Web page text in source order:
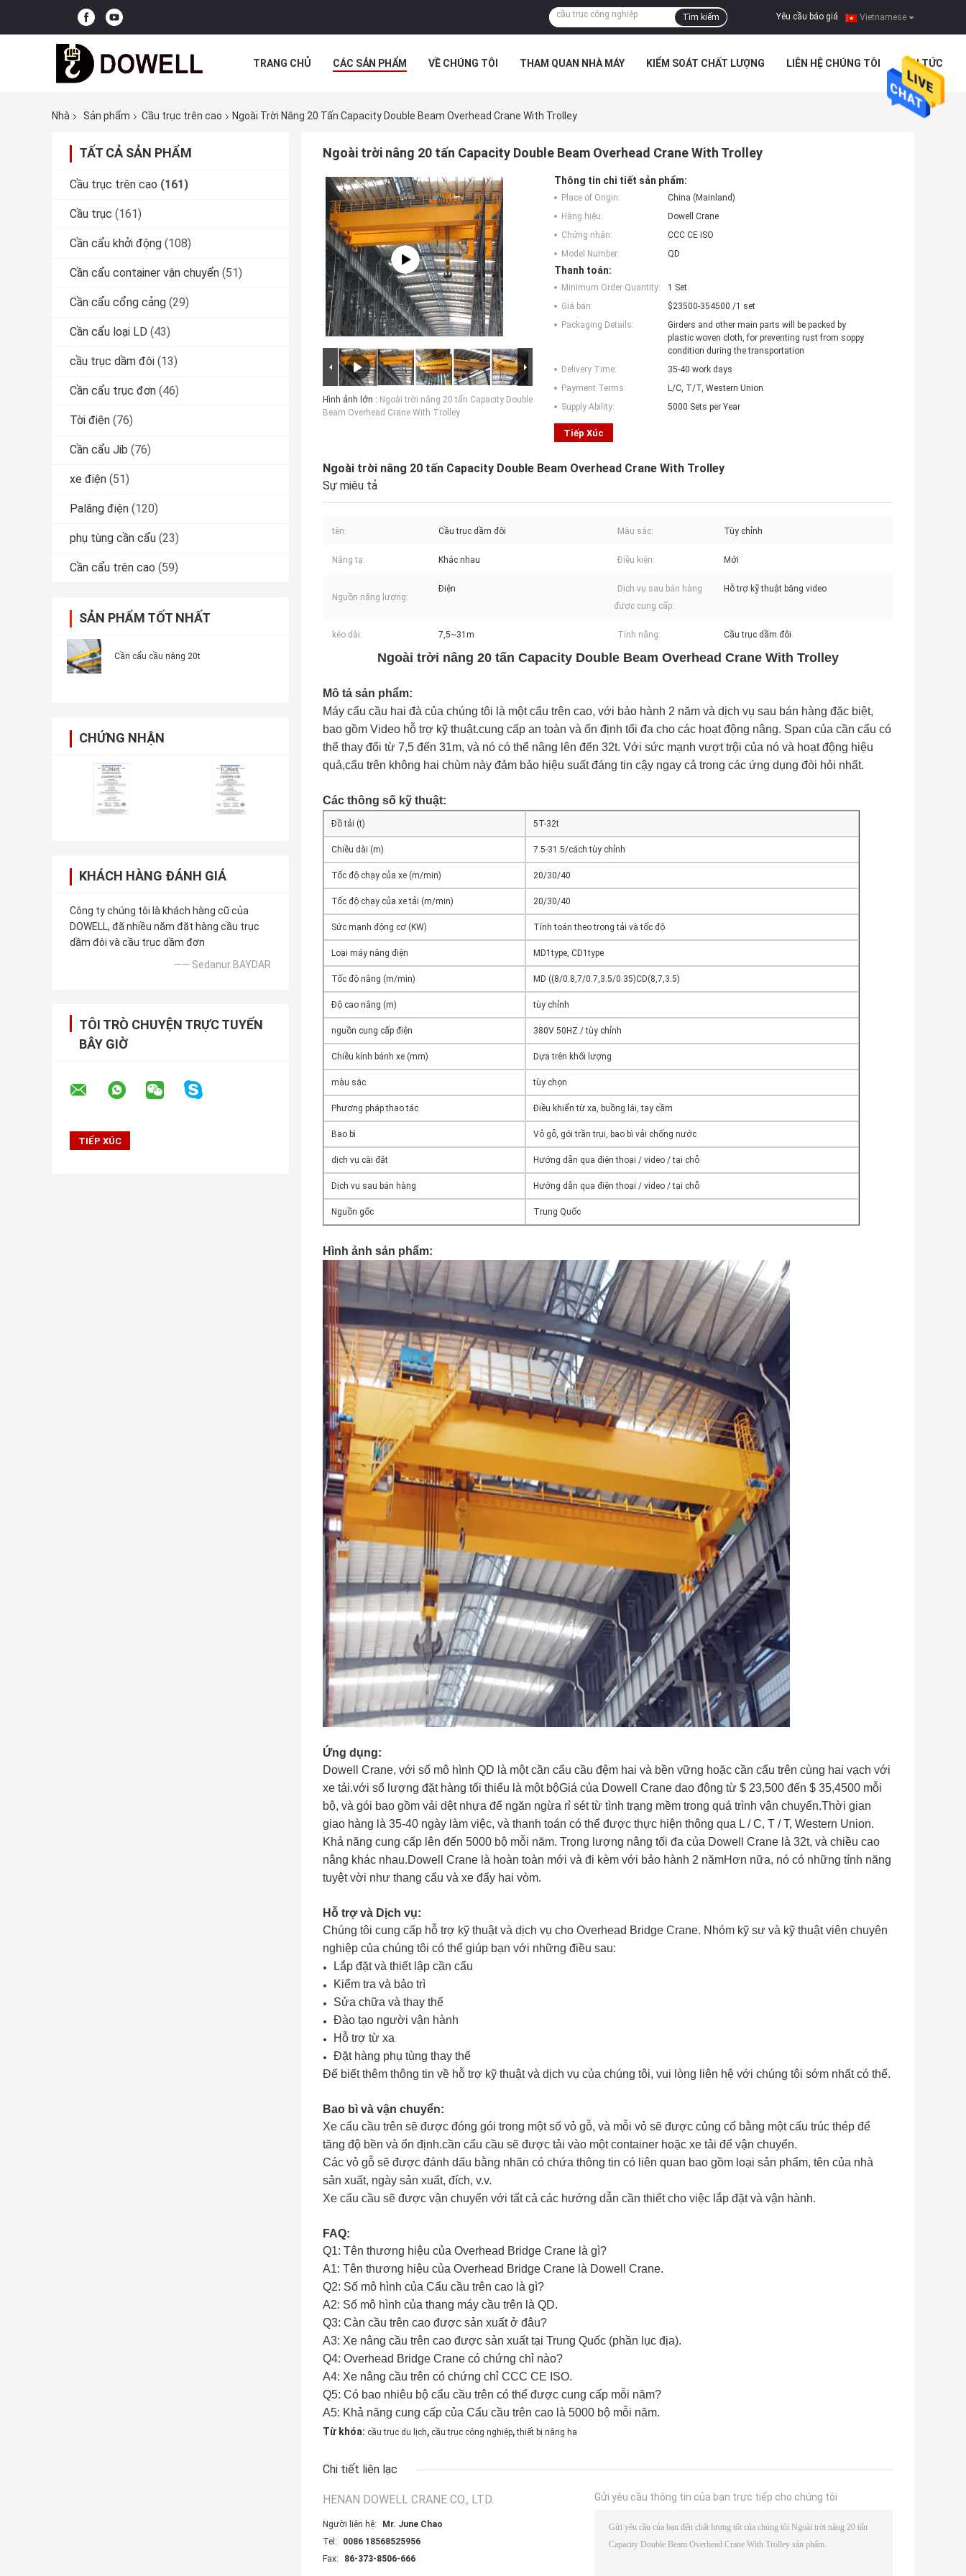
Vietnamese
Yêu cầu báo giá |
Tìm kiếm
TRANG CHỦ CÁC SẢN PHẨM VỀ CHÚNG TÔI THAM QUAN NHÀ MÁY KIỂM SOÁT CHẤT LƯỢNG LIÊN HỆ CHÚNG TÔI TIN TỨC
Nhà
Sản phẩm Cầu trục trên cao Ngoài Trời Nâng 20 Tấn Capacity Double Beam Overhead Crane With Trolley
TẤT CẢ SẢN PHẨM
Cầu trục trên cao (161)
Cầu trục (161)
Cần cẩu khởi động (108)
Cần cẩu container vận chuyển (51)
Cần cẩu cổng cảng (29)
Cần cẩu loại LD (43)
cầu trục dầm đôi (13)
Cần cẩu trục đơn (46)
Tời điện (76)
Cần cẩu Jib (76)
xe điện (51)
Palăng điện (120)
phụ tùng cần cẩu (23)
Cần cẩu trên cao (59)
SẢN PHẨM TỐT NHẤT
Cần cẩu cầu nâng 20t
CHỨNG NHẬN
KHÁCH HÀNG ĐÁNH GIÁ
Công ty chúng tôi là khách hàng cũ của
DOWELL, đã nhiều năm đặt hàng cầu trục
dầm đôi và cầu trục dầm đơn
—— Sedanur BAYDAR
TÔI TRÒ CHUYỆN TRỰC TUYẾN
BÂY GIỜ
Ngoài trời nâng 20 tấn Capacity Double Beam Overhead Crane With Trolley
Hình ảnh lớn : Ngoài trời nâng 20 tấn Capacity Double
Beam Overhead Crane With Trolley
Thông tin chi tiết sản phẩm:
Place of Origin:
China (Mainland)
Hàng hiệu:
Dowell Crane
Chứng nhận:
CCC CE ISO
Model Number:
QD
Thanh toán:
Minimum Order Quantity:
1 Set
Giá bán:
$23500-354500 /1 set
Packaging Details:
Girders and other main parts will be packed by
plastic woven cloth, for preventing rust from soppy
condition during the transportation
Delivery Time:
35-40 work days
Payment Terms:
L/C, T/T, Western Union
Supply Ability:
5000 Sets per Year
Tiếp Xúc
Ngoài trời nâng 20 tấn Capacity Double Beam Overhead Crane With Trolley
Sự miêu tả
tên: Cầu trục dầm đôi Màu sắc: Tùy chỉnh
Nâng tạ: Khác nhau Điều kiện: Mới
Nguồn năng lượng:
Điện
Dịch vụ sau bán hàng
được cung cấp:
Hỗ trợ kỹ thuật bằng video
kéo dài: 7,5~31m Tính năng: Cầu trục dầm đôi
Ngoài trời nâng 20 tấn Capacity Double Beam Overhead Crane With Trolley
Mô tả sản phẩm:
Máy cẩu cầu hai đà của chúng tôi là một cẩu trên cao, với bảo hành 2 năm và dịch vụ sau bán hàng đặc biệt,
bao gồm Video hỗ trợ kỹ thuật.cung cấp an toàn và ổn định tối đa cho các hoạt động nâng. Span của cần cẩu có
thể thay đổi từ 7,5 đến 31m, và nó có thể nâng lên đến 32t. Với sức mạnh vượt trội của nó và hoạt động hiệu
quả,cẩu trên không hai chùm này đảm bảo hiệu suất đáng tin cậy ngay cả trong các ứng dụng đòi hỏi nhất.
Các thông số kỹ thuật:
Đồ tải (t) 5T-32t
Chiều dài (m) 7.5-31.5/cách tùy chỉnh
Tốc độ chạy của xe (m/min) 20/30/40
Tốc độ chạy của xe tải (m/min) 20/30/40
Sức mạnh động cơ (KW) Tính toán theo trọng tải và tốc độ
Loại máy nâng điện MD1type, CD1type
Tốc độ nâng (m/min) MD ((8/0.8,7/0.7,3.5/0.35)CD(8,7,3.5)
Độ cao nâng (m) tùy chỉnh
nguồn cung cấp điện 380V 50HZ / tùy chỉnh
Chiều kính bánh xe (mm) Dựa trên khối lượng
màu sắc tùy chọn
Phương pháp thao tác Điều khiển từ xa, buồng lái, tay cầm
Bao bì Vỏ gỗ, gói trần trụi, bao bì vải chống nước
dịch vụ cài đặt Hướng dẫn qua điện thoại / video / tại chỗ
Dịch vụ sau bán hàng Hướng dẫn qua điện thoại / video / tại chỗ
Nguồn gốc Trung Quốc
Hình ảnh sản phẩm:
Ứng dụng:
Dowell Crane, với số mô hình QD là một cần cẩu cầu đệm hai và bền vững hoặc cần cẩu trên cùng hai vạch với
xe tải.với số lượng đặt hàng tối thiểu là một bộGiá của Dowell Crane dao động từ $ 23,500 đến $ 35,4500 mỗi
bộ, và gói bao gồm vải dệt nhựa để ngăn ngừa rỉ sét từ tình trạng mềm trong quá trình vận chuyển.Thời gian
giao hàng là 35-40 ngày làm việc, và thanh toán có thể được thực hiện thông qua L / C, T / T, Western Union.
Khả năng cung cấp lên đến 5000 bộ mỗi năm. Trọng lượng nâng tối đa của Dowell Crane là 32t, và chiều cao
nâng khác nhau.Dowell Crane là hoàn toàn mới và đi kèm với bảo hành 2 nămHơn nữa, nó có những tính năng
tuyệt vời như thang cẩu và xe đẩy hai vòm.
Hỗ trợ và Dịch vụ:
Chúng tôi cung cấp hỗ trợ kỹ thuật và dịch vụ cho Overhead Bridge Crane. Nhóm kỹ sư và kỹ thuật viên chuyên
nghiệp của chúng tôi có thể giúp bạn với những điều sau:
Lắp đặt và thiết lập cần cẩu
Kiểm tra và bảo trì
Sửa chữa và thay thế
Đào tạo người vận hành
Hỗ trợ từ xa
Đặt hàng phụ tùng thay thế
Để biết thêm thông tin về hỗ trợ kỹ thuật và dịch vụ của chúng tôi, vui lòng liên hệ với chúng tôi sớm nhất có thể.
Bao bì và vận chuyển:
Xe cẩu cầu trên sẽ được đóng gói trong một số vỏ gỗ, và mỗi vỏ sẽ được củng cố bằng một cấu trúc thép để
tăng độ bền và ổn định.cần cẩu cầu sẽ được tải vào một container hoặc xe tải để vận chuyển.
Các vỏ gỗ sẽ được đánh dấu bằng nhãn có chứa thông tin có liên quan bao gồm loại sản phẩm, tên của nhà
sản xuất, ngày sản xuất, đích, v.v.
Xe cẩu cầu sẽ được vận chuyển với tất cả các hướng dẫn cần thiết cho việc lắp đặt và vận hành.
FAQ:
Q1: Tên thương hiệu của Overhead Bridge Crane là gì?
A1: Tên thương hiệu của Overhead Bridge Crane là Dowell Crane.
Q2: Số mô hình của Cẩu cầu trên cao là gì?
A2: Số mô hình của thang máy cầu trên là QD.
Q3: Càn cầu trên cao được sản xuất ở đâu?
A3: Xe nâng cầu trên cao được sản xuất tại Trung Quốc (phần lục địa).
Q4: Overhead Bridge Crane có chứng chỉ nào?
A4: Xe nâng cầu trên có chứng chỉ CCC CE ISO.
Q5: Có bao nhiêu bộ cẩu cầu trên có thể được cung cấp mỗi năm?
A5: Khả năng cung cấp của Cẩu cầu trên cao là 5000 bộ mỗi năm.
Từ khóa: cầu trục du lịch, cầu trục công nghiệp, thiết bị nâng hạ
Chi tiết liên lạc
HENAN DOWELL CRANE CO., LTD.
Người liên hệ:
Mr. June Chao
Tel:
0086 18568525956
Fax:
86-373-8506-666
Gửi yêu cầu thông tin của bạn trực tiếp cho chúng tôi